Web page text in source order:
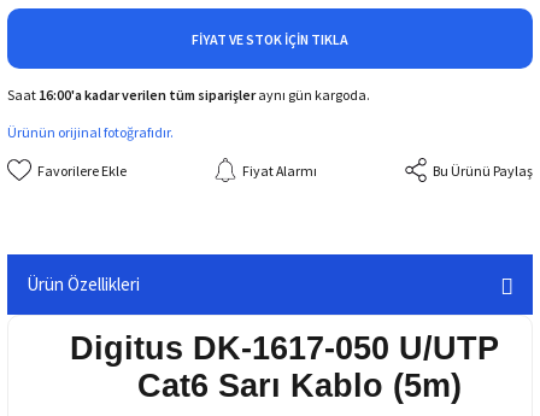
FIYAT VE STOK İÇIN TIKLA
Saat 16:00'a kadar verilen tüm siparişleraynı gün kargoda.
Ürünün orijinal fotoğrafıdır.
Fiyat Alarmı Bu Ürünü Paylaş
Ürün Özellikleri
Digitus DK-1617-050 U/UTP
Cat6 Sarı Kablo (5m)